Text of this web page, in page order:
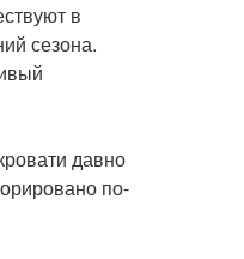
в
сезона.
давно
по-